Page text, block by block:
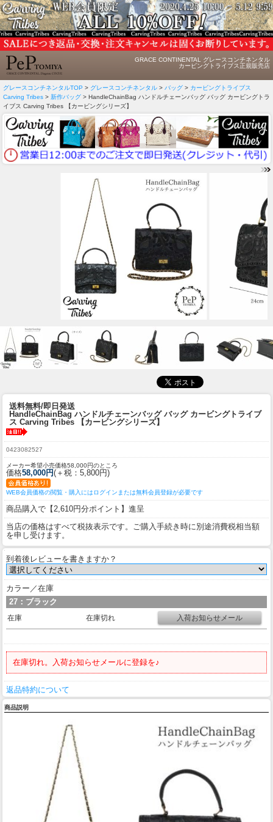
GRACE CONTINENTAL グレースコンチネンタル
カービングトライブス正規販売店
グレースコンチネンタルTOP > グレースコンチネンタル > バッグ > カービングトライブス
Carving Tribes > 新作バッグ > HandleChainBag ハンドルチェーンバッグ バッグ カービングトラ
イブス Carving Tribes 【カービングシリーズ】
送料無料/即日発送
HandleChainBag ハンドルチェーンバッグ バッグ カービングトライブ
ス Carving Tribes 【カービングシリーズ】
0423082527
メーカー希望小売価格58,000円のところ
価格58,000円(＋税：5,800円)
WEB会員価格の閲覧・購入にはログインまたは無料会員登録が必要です
商品購入で【2,610円分ポイント】進呈
当店の価格はすべて税抜表示です。ご購入手続き時に別途消費税相当額
を申し受けます。
到着後レビューを書きますか？
カラー／在庫
27：ブラック
在庫 在庫切れ
在庫切れ。入荷お知らせメールに登録を♪
返品特約について
商品説明